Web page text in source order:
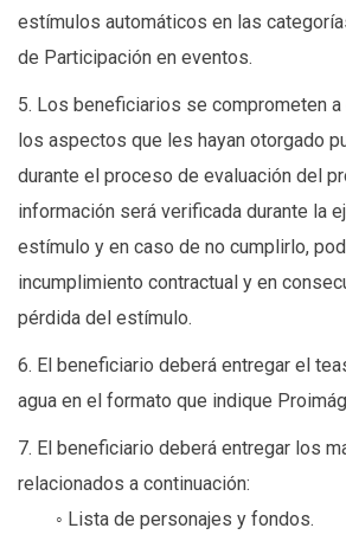
estímulos automáticos en las
de Participación en eventos.
5. Los beneficiarios se comprometen
los aspectos que les hayan otorgado
durante el proceso de evaluación del
información será verificada durante la
estímulo y en caso de no cumplirlo,
incumplimiento contractual y en
pérdida del estímulo.
6. El beneficiario deberá entregar el
agua en el formato que indique
7. El beneficiario deberá entregar los
relacionados a continuación:
◦ Lista de personajes y fondos.